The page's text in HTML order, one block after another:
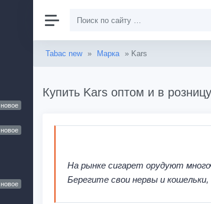
новое
новое
новое
Tabac new » Марка » Kars
Купить Kars оптом и в
На рынке сигарет орудуют
Берегите свои нервы и